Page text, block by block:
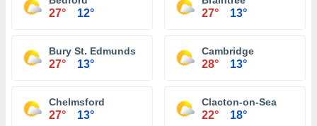
27° 12° 27° 13°
Bury St. Edmunds
27° 13°
Cambridge
28° 13°
Chelmsford
27° 13°
Clacton-on-Sea
22° 18°